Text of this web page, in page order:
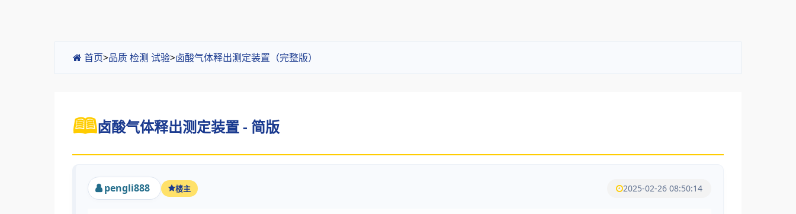
首页>品质 检测 试验>卤酸气体释出测定装置（完整版）
卤酸气体释出测定装置 - 简版
pengli888 楼主 2025-02-26 08:50:14